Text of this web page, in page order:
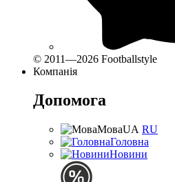
© 2011—2026 Footballstyle
Компанія
Допомога
МоваUA RU
Головна
Новини